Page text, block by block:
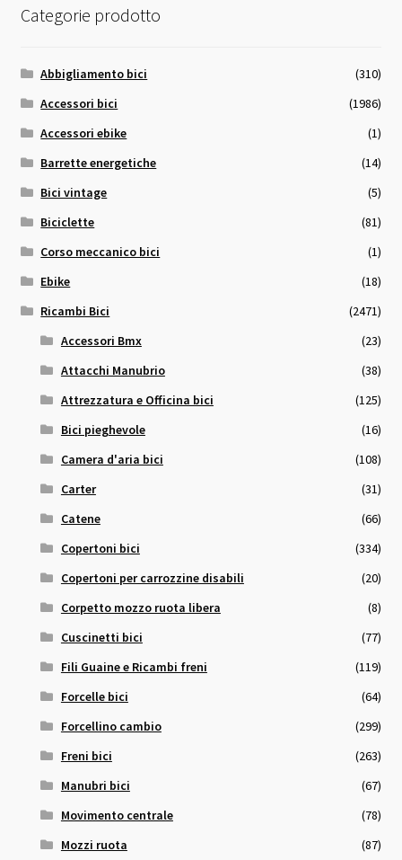
Categorie prodotto
Abbigliamento bici
(310)
Accessori bici
(1986)
Accessori ebike
(1)
Barrette energetiche
(14)
Bici vintage
(5)
Biciclette
(81)
Corso meccanico bici
(1)
Ebike
(18)
Ricambi Bici
(2471)
Accessori Bmx
(23)
Attacchi Manubrio
(38)
Attrezzatura e Officina bici
(125)
Bici pieghevole
(16)
Camera d'aria bici
(108)
Carter
(31)
Catene
(66)
Copertoni bici
(334)
Copertoni per carrozzine disabili
(20)
Corpetto mozzo ruota libera
(8)
Cuscinetti bici
(77)
Fili Guaine e Ricambi freni
(119)
Forcelle bici
(64)
Forcellino cambio
(299)
Freni bici
(263)
Manubri bici
(67)
Movimento centrale
(78)
Mozzi ruota
(87)